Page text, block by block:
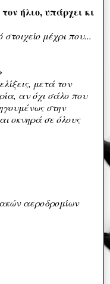
ήλιο, υπάρχει κι
μέχρι που...
μετά τον
αν όχι σάλο που
στην
οκνηρά σε όλους
αεροδρομίων